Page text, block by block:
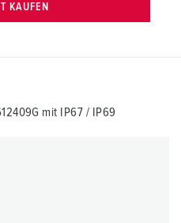
KAUFEN
mit IP67 / IP69